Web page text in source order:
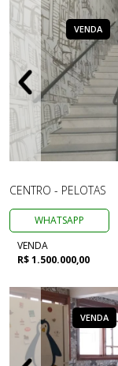
VENDA
CENTRO - PELOTAS
WHATSAPP
VENDA
R$ 1.500.000,00
VENDA